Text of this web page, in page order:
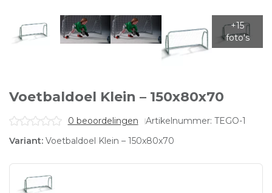
Voetbaldoel Klein – 150x80x70
0 beoordelingen
Artikelnummer: TEGO-1
Variant: Voetbaldoel Klein – 150x80x70